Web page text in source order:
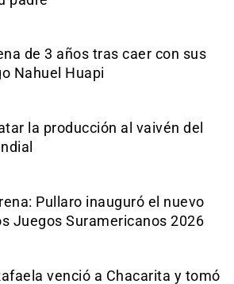
de 3 años tras caer con sus
Nahuel Huapi
la producción al vaivén del
Pullaro inauguró el nuevo
Juegos Suramericanos 2026
venció a Chacarita y tomó